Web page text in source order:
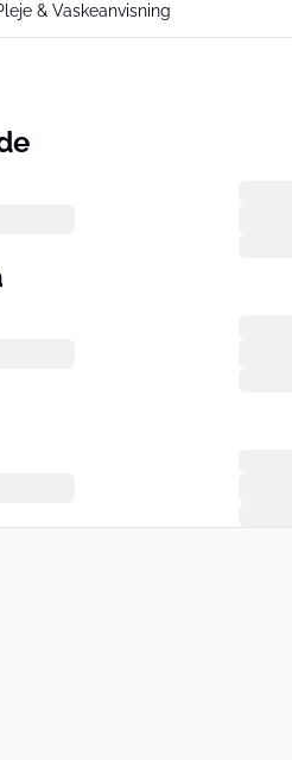
& Vaskeanvisning